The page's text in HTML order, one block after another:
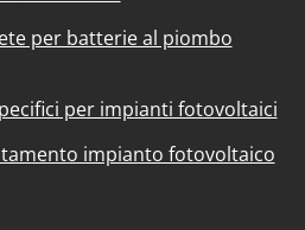
per batterie al piombo
per impianti fotovoltaici
impianto fotovoltaico